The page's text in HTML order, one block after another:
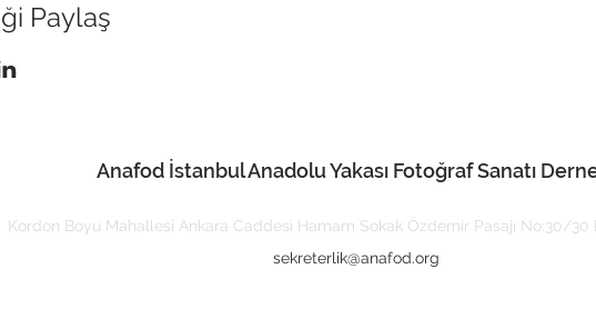
Paylaş
Anafod İstanbul Anadolu Yakası Fotoğraf Sanatı
Kordon Boyu Mahallesi Ankara Caddesi Hamam Sokak Özdemir Pasajı No:30/
sekreterlik@anafod.org